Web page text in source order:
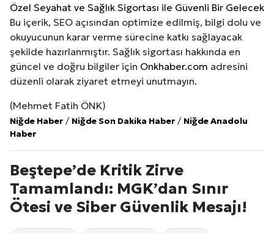
Özel Seyahat ve Sağlık Sigortası ile Güvenli Bir Gelecek
Bu içerik, SEO açısından optimize edilmiş, bilgi dolu ve
okuyucunun karar verme sürecine katkı sağlayacak
şekilde hazırlanmıştır. Sağlık sigortası hakkında en
güncel ve doğru bilgiler için Onkhaber.com adresini
düzenli olarak ziyaret etmeyi unutmayın.
(Mehmet Fatih ÖNK)
Niğde Haber / Niğde Son Dakika Haber / Niğde Anadolu
Haber
Beştepe’de Kritik Zirve
Tamamlandı: MGK’dan Sınır
Ötesi ve Siber Güvenlik Mesajı!